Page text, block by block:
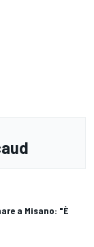
a Misano: "È